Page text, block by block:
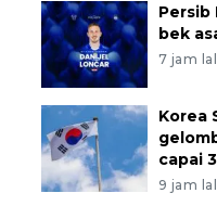
Persib
bek
7 jam
Korea
capai
9 jam